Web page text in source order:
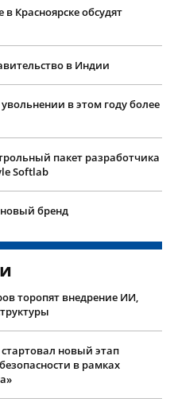
Красноярске обсудят
в Индии
в этом году более
пакет разработчика
Softlab
бренд
торопят внедрение ИИ,
новый этап
в рамках